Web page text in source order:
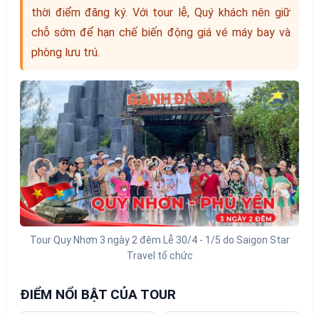
thời điểm đăng ký. Với tour lễ, Quý khách nên giữ
chỗ sớm để hạn chế biến động giá vé máy bay và
phòng lưu trú.
Tour Quy Nhơn 3 ngày 2 đêm Lễ 30/4 - 1/5 do Saigon Star
Travel tổ chức
ĐIỂM NỔI BẬT CỦA TOUR